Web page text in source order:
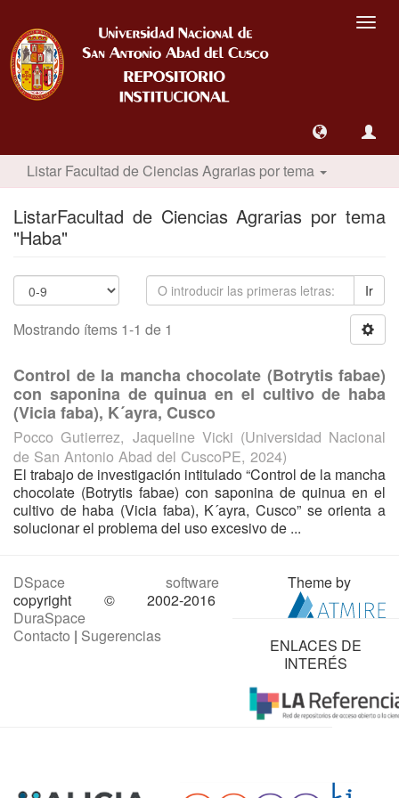
Listar Facultad de Ciencias Agrarias por tema
ListarFacultad de Ciencias Agrarias por tema
"Haba"
Ir
Mostrando ítems 1-1 de 1
Control de la mancha chocolate (Botrytis fabae)
con saponina de quinua en el cultivo de haba
(Vicia faba), K´ayra, Cusco
Pocco Gutierrez, Jaqueline Vicki (Universidad Nacional
de San Antonio Abad del CuscoPE, 2024)
El trabajo de investigación intitulado “Control de la mancha
chocolate (Botrytis fabae) con saponina de quinua en el
cultivo de haba (Vicia faba), K´ayra, Cusco” se orienta a
solucionar el problema del uso excesivo de ...
DSpace software
copyright © 2002-2016
DuraSpace
Contacto | Sugerencias
Theme by
ENLACES DE
INTERÉS